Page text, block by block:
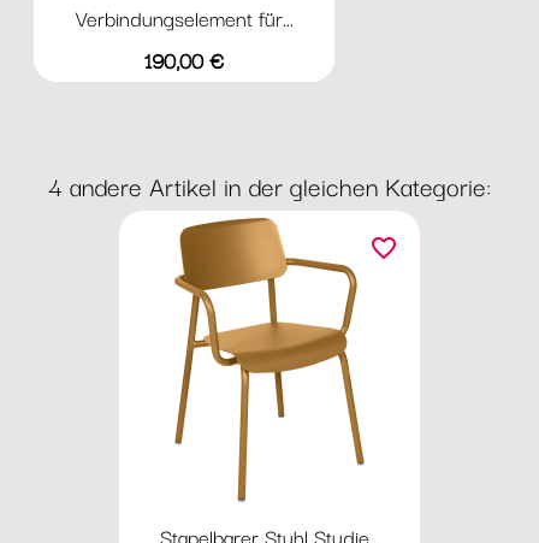
Verbindungselement für...
Preis
190,00 €
4 andere Artikel in der gleichen Kategorie:
favorite_border